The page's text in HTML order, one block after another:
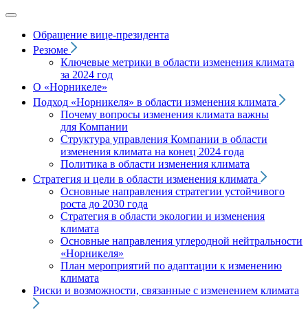
Обращение вице‑президента
Резюме
Ключевые метрики в области изменения климата
за 2024 год
О «Норникеле»
Подход «Норникеля» в области изменения климата
Почему вопросы изменения климата важны
для Компании
Структура управления Компании в области
изменения климата на конец 2024 года
Политика в области изменения климата
Стратегия и цели в области изменения климата
Основные направления стратегии устойчивого
роста до 2030 года
Стратегия в области экологии и изменения
климата
Основные направления углеродной нейтральности
«Норникеля»
План мероприятий по адаптации к изменению
климата
Риски и возможности, связанные с изменением климата